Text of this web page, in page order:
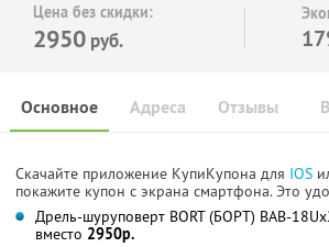
Цена без скидки:
2950 руб.
Основное Отзывы
Адреса
Скачайте приложение КупиКупона для IOS
покажите купон с экрана смартфона. Это
Дрель-шуруповерт BORT (БОРТ) BAB-
вместо 2950р.